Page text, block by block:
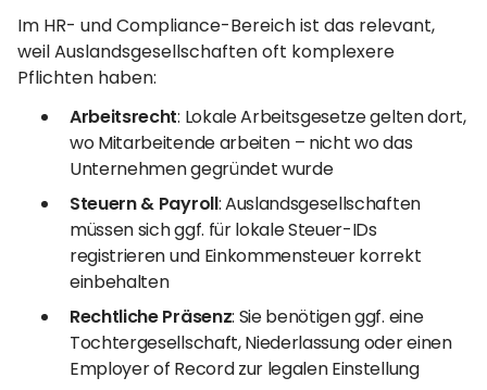
Im HR- und Compliance-Bereich ist das relevant,
weil Auslandsgesellschaften oft komplexere
Pflichten haben:
Arbeitsrecht: Lokale Arbeitsgesetze gelten dort,
wo Mitarbeitende arbeiten – nicht wo das
Unternehmen gegründet wurde
Steuern & Payroll: Auslandsgesellschaften
müssen sich ggf. für lokale Steuer-IDs
registrieren und Einkommensteuer korrekt
einbehalten
Rechtliche Präsenz: Sie benötigen ggf. eine
Tochtergesellschaft, Niederlassung oder einen
Employer of Record zur legalen Einstellung